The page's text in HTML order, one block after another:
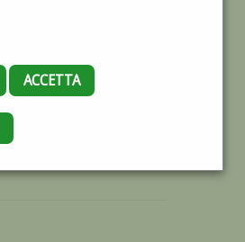
ACCETTA